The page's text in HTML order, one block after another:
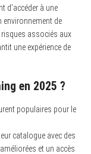
d’accéder à une
environnement de
associés aux
une expérience de
en 2025 ?
populaires pour le
catalogue avec des
et un accès